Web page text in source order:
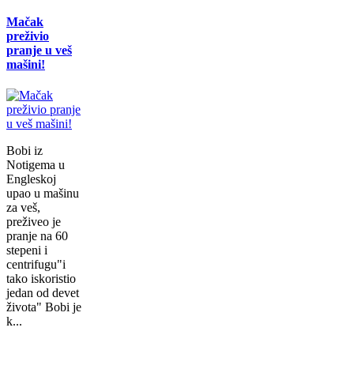
Mačak
preživio
pranje u veš
mašini!
Bobi iz
Notigema u
Engleskoj
upao u mašinu
za veš,
preživeo je
pranje na 60
stepeni i
centrifugu"i
tako iskoristio
jedan od devet
života" Bobi je
k...